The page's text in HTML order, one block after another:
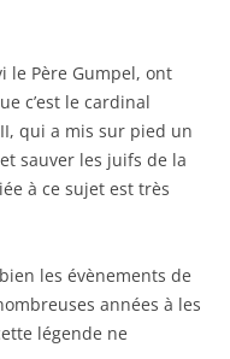
le Père Gumpel, ont
c’est le cardinal
qui a mis sur pied un
sauver les juifs de la
à ce sujet est très
les évènements de
années à les
légende ne